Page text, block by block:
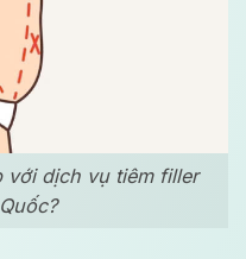
dịch vụ tiêm filler